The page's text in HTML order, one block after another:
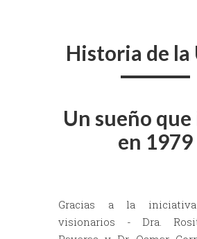
Historia de la
Un sueño
en 1979
Gracias a la
visionarios - Dra.